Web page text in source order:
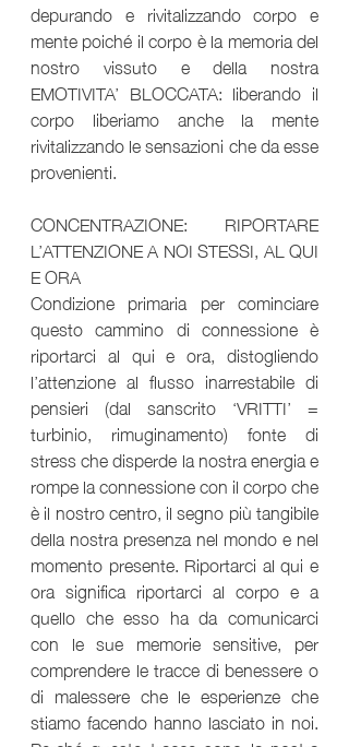
depurando e rivitalizzando corpo e
mente poiché il corpo è la memoria del
nostro vissuto e della nostra
EMOTIVITA’ BLOCCATA: liberando il
corpo liberiamo anche la mente
rivitalizzando le sensazioni che da esse
provenienti.
CONCENTRAZIONE: RIPORTARE
L’ATTENZIONE A NOI STESSI, AL QUI
E ORA
Condizione primaria per cominciare
questo cammino di connessione è
riportarci al qui e ora, distogliendo
l’attenzione al flusso inarrestabile di
pensieri (dal sanscrito ‘VRITTI’ =
turbinio, rimuginamento) fonte di
stress che disperde la nostra energia e
rompe la connessione con il corpo che
è il nostro centro, il segno più tangibile
della nostra presenza nel mondo e nel
momento presente. Riportarci al qui e
ora significa riportarci al corpo e a
quello che esso ha da comunicarci
con le sue memorie sensitive, per
comprendere le tracce di benessere o
di malessere che le esperienze che
stiamo facendo hanno lasciato in noi.